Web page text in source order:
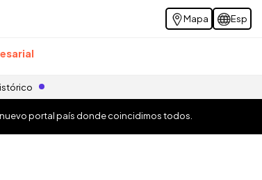
Mapa Esp
nuevo portal país donde coincidimos todos.